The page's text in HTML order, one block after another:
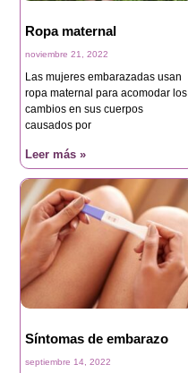
Ropa maternal
noviembre 21, 2022
Las mujeres embarazadas usan
ropa maternal para acomodar los
cambios en sus cuerpos
causados por
Leer más »
Síntomas de embarazo
septiembre 14, 2022